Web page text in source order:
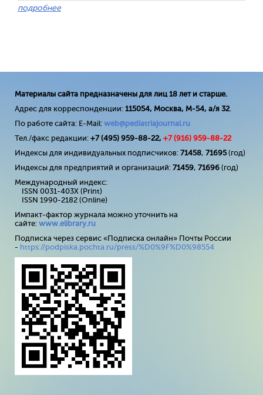
подробнее
Материалы сайта предназначены для лиц 18 лет и старше.
Адрес для корреспонденции: 115054, Москва, М-54, а/я 32.
По работе сайта: E-Mail: web@pediatriajournal.ru
Тел./факс редакции: +7 (495) 959-88-22, +7 (916) 959-88-22
Индексы для индивидуальных подписчиков: 71458, 71695(год)
Индексы для предприятий и организаций: 71459, 71696 (год)
Международный индекс:
ISSN 0031-403X (Print)
ISSN 1990-2182 (Online)
Импакт-фактор журнала можно уточнить на
сайте: www.elibrary.ru
Подписка через сервис «Подписка онлайн» Почты России
- https://podpiska.pochta.ru/press/%D0%9F%D0%98554